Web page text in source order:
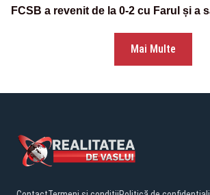
FCSB a revenit de la 0-2 cu Farul și a
Mai Multe